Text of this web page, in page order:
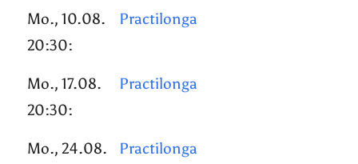
Mo., 10.08.
20:30:
Practilonga
Mo., 17.08.
20:30:
Practilonga
Mo., 24.08.
Practilonga